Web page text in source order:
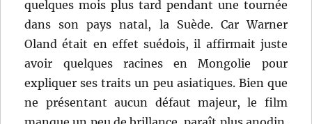
quelques mois plus tard pendant une tournée
dans son pays natal, la Suède. Car Warner
Oland était en effet suédois, il affirmait juste
avoir quelques racines en Mongolie pour
expliquer ses traits un peu asiatiques. Bien que
ne présentant aucun défaut majeur, le film